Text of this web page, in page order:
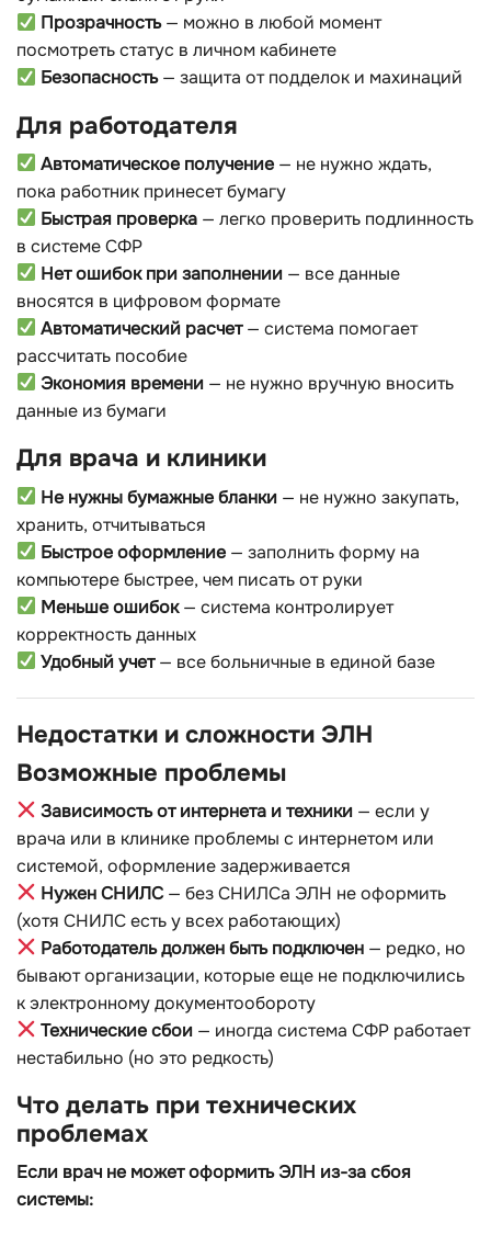
Прозрачность— можно в любой момент
посмотреть статус в личном кабинете
Безопасность— защита от подделок и махинаций
Для работодателя
Автоматическое получение — не нужно ждать,
пока работник принесет бумагу
Быстрая проверка — легко проверить подлинность
в системе СФР
Нет ошибок при заполнении — все данные
вносятся в цифровом формате
Автоматический расчет— система помогает
рассчитать пособие
Экономия времени — не нужно вручную вносить
данные из бумаги
Для врача и клиники
Не нужны бумажные бланки — не нужно закупать,
хранить, отчитываться
Быстрое оформление — заполнить форму на
компьютере быстрее, чем писать от руки
Меньше ошибок— система контролирует
корректность данных
Удобный учет— все больничные в единой базе
Недостатки и сложности ЭЛН
Возможные проблемы
Зависимость от интернета и техники — если у
врача или в клинике проблемы с интернетом или
системой, оформление задерживается
Нужен СНИЛС— без СНИЛСа ЭЛН не оформить
(хотя СНИЛС есть у всех работающих)
Работодатель должен быть подключен — редко, но
бывают организации, которые еще не подключились
к электронному документообороту
Технические сбои — иногда система СФР работает
нестабильно (но это редкость)
Что делать при технических
проблемах
Если врач не может оформить ЭЛН из-за сбоя
системы: